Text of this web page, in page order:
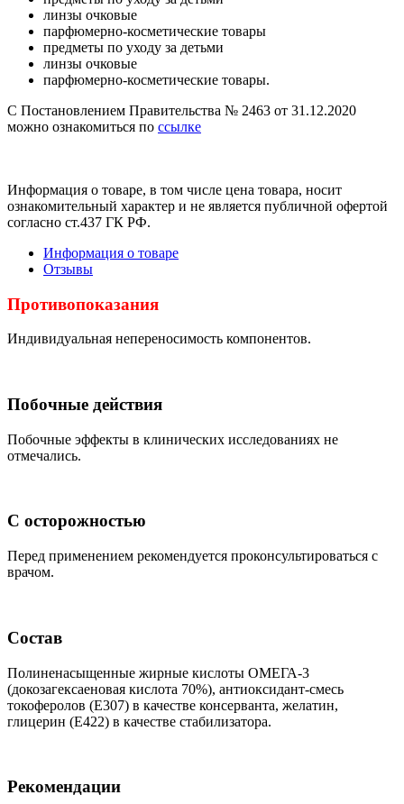
линзы очковые
парфюмерно-косметические товары
предметы по уходу за детьми
линзы очковые
парфюмерно-косметические товары.
С Постановлением Правительства № 2463 от 31.12.2020
можно ознакомиться по ссылке
Информация о товаре, в том числе цена товара, носит
ознакомительный характер и не является публичной офертой
согласно ст.437 ГК РФ.
Информация о товаре
Отзывы
Противопоказания
Индивидуальная непереносимость компонентов.
Побочные действия
Побочные эффекты в клинических исследованиях не
отмечались.
С осторожностью
Перед применением рекомендуется проконсультироваться с
врачом.
Состав
Полиненасыщенные жирные кислоты ОМЕГА-3
(докозагексаеновая кислота 70%), антиоксидант-смесь
токоферолов (Е307) в качестве консерванта, желатин,
глицерин (Е422) в качестве стабилизатора.
Рекомендации